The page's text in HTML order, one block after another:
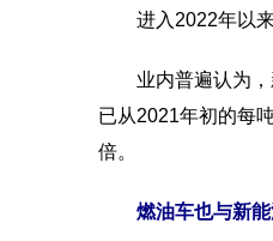
进入2022年以来
业内普遍认为，新
已从2021年初的每
倍。
燃油车也与新能